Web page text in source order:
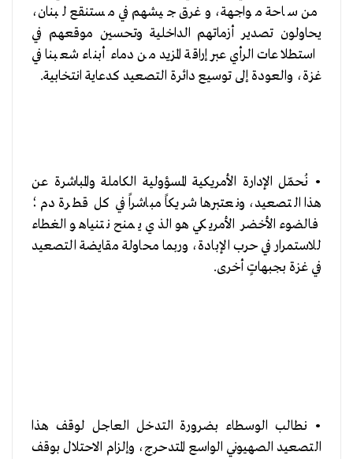
من ساحة مواجهة، وغرق جيشهم في مستنقع لبنان،
يحاولون تصدير أزماتهم الداخلية وتحسين موقعهم في
استطلاعات الرأي عبر إراقة المزيد من دماء أبناء شعبنا في
غزة، والعودة إلى توسيع دائرة التصعيد كدعاية انتخابية.
• نُحمّل الإدارة الأمريكية المسؤولية الكاملة والمباشرة عن
هذا التصعيد، ونعتبرها شريكاً مباشراً في كل قطرة دم؛
فـالضوء الأخضر الأمريكي هو الذي يمنح نتنياهو الغطاء
للاستمرار في حرب الإبادة، وربما محاولة مقايضة التصعيد
في غزة بجبهاتٍ أخرى.
• نطالب الوسطاء بضرورة التدخل العاجل لوقف هذا
التصعيد الصهيوني الواسع المتدحرج، وإلزام الاحتلال بوقف